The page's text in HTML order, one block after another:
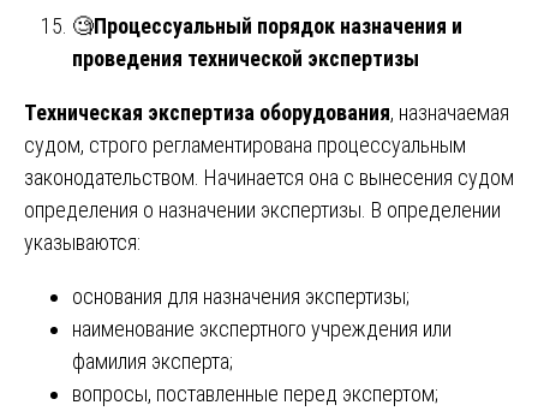
🧐Процессуальный порядок назначения и
проведения технической экспертизы
Техническая экспертиза оборудования, назначаемая
судом, строго регламентирована процессуальным
законодательством. Начинается она с вынесения судом
определения о назначении экспертизы. В определении
указываются:
основания для назначения экспертизы;
наименование экспертного учреждения или
фамилия эксперта;
вопросы, поставленные перед экспертом;